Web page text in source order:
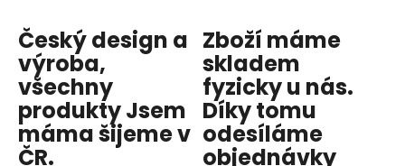
Český design a
výroba,
všechny
produktyJsem
mámašijeme v
ČR.
Zboží máme
skladem
fyzicky u nás.
Díky tomu
odesíláme
objednávky